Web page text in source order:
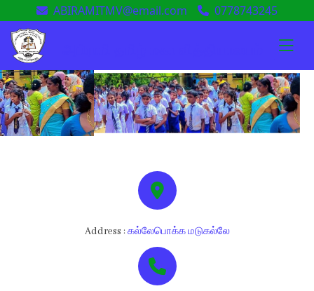
ABIRAMITMV@email.com 0778743245
Address :கல்லேபொக்க மடுகல்லே